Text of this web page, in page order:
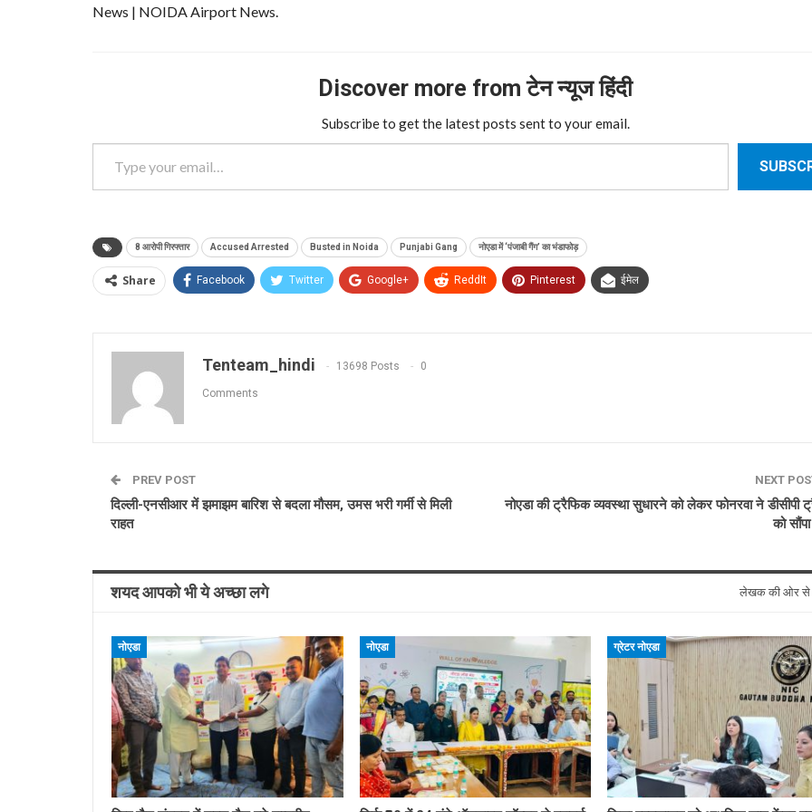
News | NOIDA Airport News.
Discover more from टेन न्यूज हिंदी
Subscribe to get the latest posts sent to your email.
Type your email…
8 आरोपी गिरफ्तार Accused Arrested Busted in Noida Punjabi Gang नोएडा में ‘पंजाबी गैंग’ का भंडाफोड़
Share Facebook Twitter Google+ ReddIt Pinterest ईमेल
Tenteam_hindi 13698 Posts 0
Comments
PREV POST
दिल्ली-एनसीआर में झमाझम बारिश से बदला मौसम, उमस भरी गर्मी से मिली
राहत
NEXT
नोएडा की ट्रैफिक व्यवस्था सुधारने को लेकर फोनरवा ने डीसीपी
को
शयद आपको भी ये अच्छा लगे लेखक की ओर से
नोएडा नोएडा ग्रेटर नोएडा